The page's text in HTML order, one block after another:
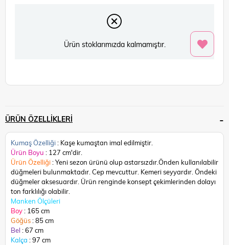
Ürün stoklarımızda kalmamıştır.
ÜRÜN ÖZELLIKLERI
Kumaş Özelliği: Kaşe kumaştan imal edilmiştir.
Ürün Boyu : 127 cm'dir.
Ürün Özelliği: Yeni sezon ürünü olup astarsızdır.Önden kullanılabilir
düğmeleri bulunmaktadır. Cep mevcuttur. Kemeri seyyardır. Öndeki
düğmeler aksesuardır. Ürün renginde konsept çekimlerinden dolayı
ton farklılığı olabilir.
Manken Ölçüleri
Boy: 165 cm
Göğüs: 85 cm
Bel : 67 cm
Kalça : 97 cm